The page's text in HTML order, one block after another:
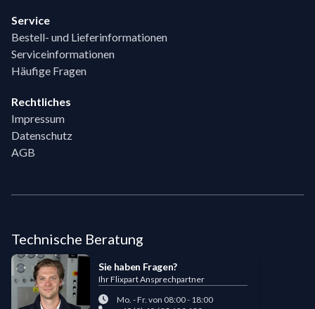
Service
Bestell- und Lieferinformationen
Serviceinformationen
Häufige Fragen
Rechtliches
Impressum
Datenschutz
AGB
Technische Beratung
Sie haben Fragen?
Ihr Flixpart Ansprechpartner
Mo. - Fr. von 08:00 - 18:00